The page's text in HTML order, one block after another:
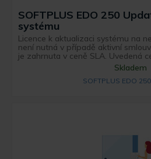
SOFTPLUS EDO 250
systému
Licence k aktualizaci systému na
není nutná v případě aktivní
je zahrnuta v ceně SLA. Uvedená
Skladem
SOFTPLUS EDO